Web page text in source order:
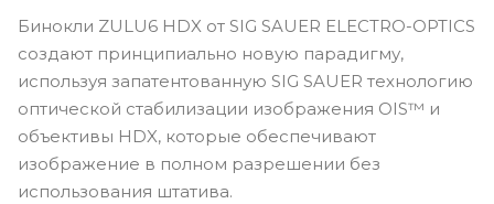
Бинокли ZULU6 HDX от SIG SAUER ELECTRO-OPTICS
создают принципиально новую парадигму,
используя запатентованную SIG SAUER технологию
оптической стабилизации изображения OIS™ и
объективы HDX, которые обеспечивают
изображение в полном разрешении без
использования штатива.